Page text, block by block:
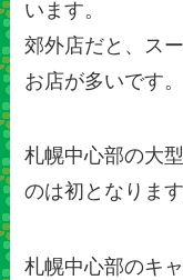
います。
郊外店だと、ス
お店が多いです。
札幌中心部の大
のは初となります
札幌中心部のキ